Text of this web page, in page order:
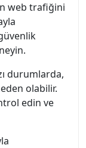
web trafiğini
durumlarda,
olabilir.
edin ve